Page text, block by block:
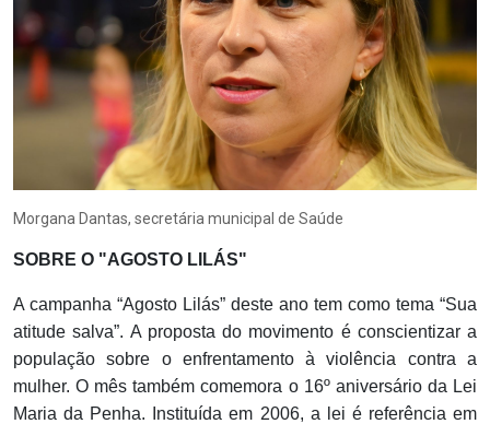
Morgana Dantas, secretária municipal de Saúde
SOBRE O "AGOSTO LILÁS"
A campanha “Agosto Lilás” deste ano tem como tema “Sua
atitude salva”. A proposta do movimento é conscientizar a
população sobre o enfrentamento à violência contra a
mulher. O mês também comemora o 16º aniversário da Lei
Maria da Penha. Instituída em 2006, a lei é referência em